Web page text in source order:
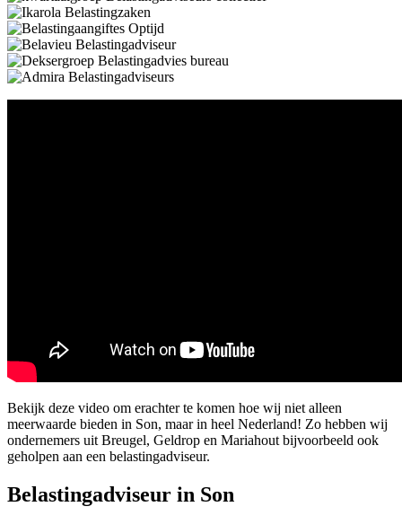
Bekijk deze video om erachter te komen hoe wij niet alleen
meerwaarde bieden in Son, maar in heel Nederland! Zo hebben wij
ondernemers uit Breugel, Geldrop en Mariahout bijvoorbeeld ook
geholpen aan een belastingadviseur.
Belastingadviseur in Son